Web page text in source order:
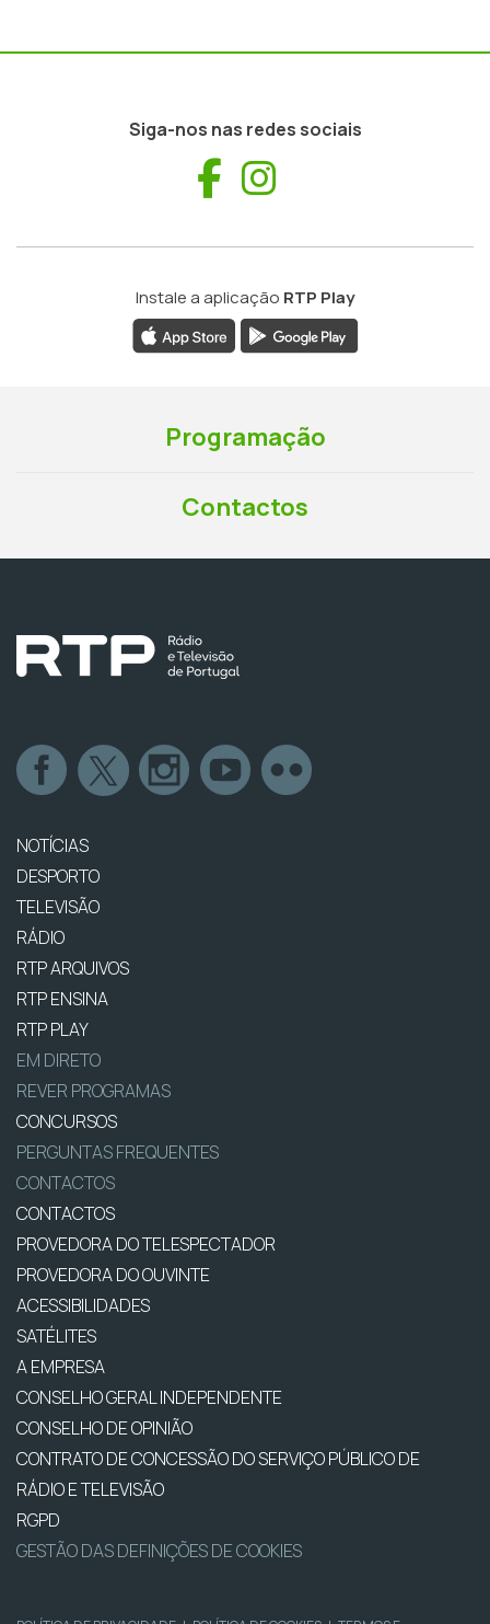
Siga-nos nas redes sociais
Facebook
Instale a aplicação RTP Play
Programação
Contactos
NOTÍCIAS
DESPORTO
TELEVISÃO
RÁDIO
RTP ARQUIVOS
RTP ENSINA
RTP PLAY
EM DIRETO
REVER PROGRAMAS
CONCURSOS
PERGUNTAS FREQUENTES
CONTACTOS
CONTACTOS
PROVEDORA DO TELESPECTADOR
PROVEDORA DO OUVINTE
ACESSIBILIDADES
SATÉLITES
A EMPRESA
CONSELHO GERAL INDEPENDENTE
CONSELHO DE OPINIÃO
CONTRATO DE CONCESSÃO DO SERVIÇO PÚBLICO DE
RÁDIO E TELEVISÃO
RGPD
GESTÃO DAS DEFINIÇÕES DE COOKIES